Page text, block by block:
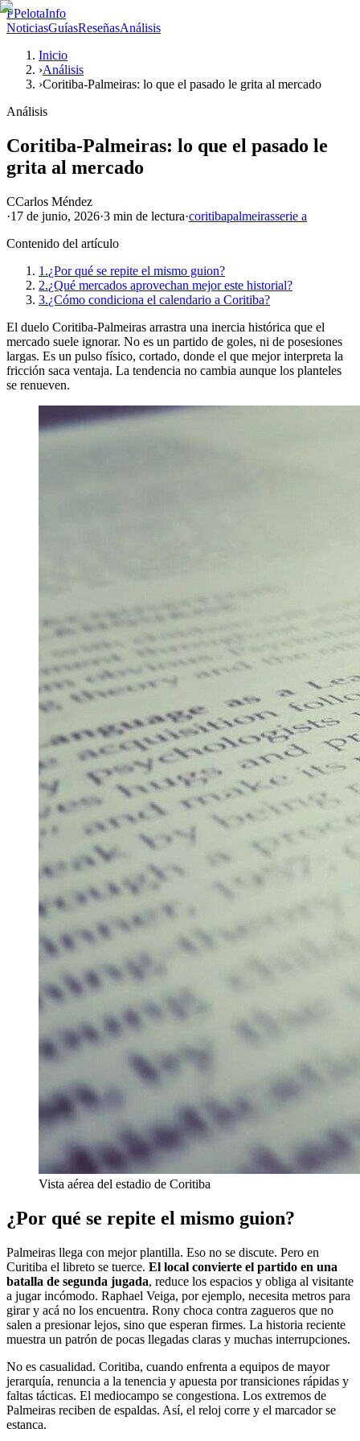
PPelotaInfo
NoticiasGuíasReseñasAnálisis
Inicio
›Análisis
›Coritiba-Palmeiras: lo que el pasado le grita al mercado
Análisis
Coritiba-Palmeiras: lo que el pasado le
grita al mercado
CCarlos Méndez
·17 de junio, 2026·3 min de lectura·coritibapalmeirasserie a
Contenido del artículo
1.¿Por qué se repite el mismo guion?
2.¿Qué mercados aprovechan mejor este historial?
3.¿Cómo condiciona el calendario a Coritiba?
El duelo Coritiba-Palmeiras arrastra una inercia histórica que el
mercado suele ignorar. No es un partido de goles, ni de posesiones
largas. Es un pulso físico, cortado, donde el que mejor interpreta la
fricción saca ventaja. La tendencia no cambia aunque los planteles
se renueven.
Vista aérea del estadio de Coritiba
¿Por qué se repite el mismo guion?
Palmeiras llega con mejor plantilla. Eso no se discute. Pero en
Curitiba el libreto se tuerce. El local convierte el partido en una
batalla de segunda jugada, reduce los espacios y obliga al visitante
a jugar incómodo. Raphael Veiga, por ejemplo, necesita metros para
girar y acá no los encuentra. Rony choca contra zagueros que no
salen a presionar lejos, sino que esperan firmes. La historia reciente
muestra un patrón de pocas llegadas claras y muchas interrupciones.
No es casualidad. Coritiba, cuando enfrenta a equipos de mayor
jerarquía, renuncia a la tenencia y apuesta por transiciones rápidas y
faltas tácticas. El mediocampo se congestiona. Los extremos de
Palmeiras reciben de espaldas. Así, el reloj corre y el marcador se
estanca.